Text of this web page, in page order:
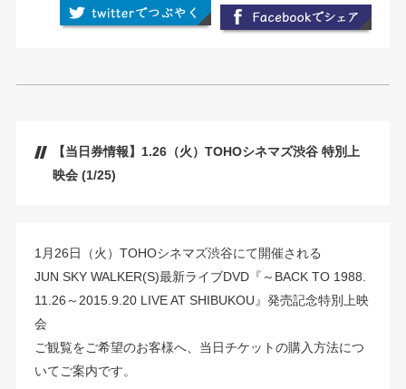
【当日券情報】1.26（火）TOHOシネマズ渋谷 特別上
映会 (1/25)
1月26日（火）TOHOシネマズ渋谷にて開催される
JUN SKY WALKER(S)最新ライブDVD『～BACK TO 1988.
11.26～2015.9.20 LIVE AT SHIBUKOU』発売記念特別上映
会
ご観覧をご希望のお客様へ、当日チケットの購入方法につ
いてご案内です。